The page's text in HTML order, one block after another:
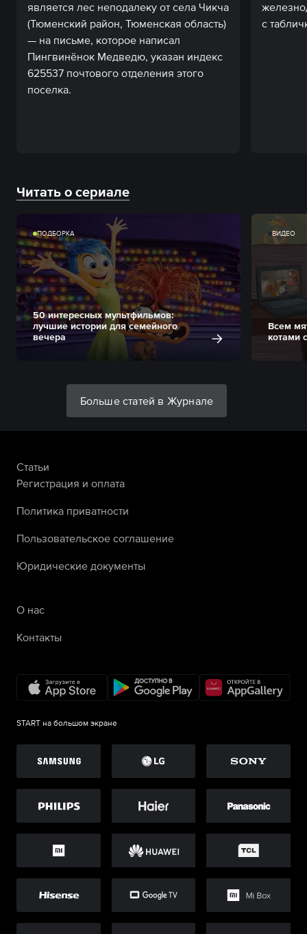
является лес неподалеку от села Чикча
(Тюменский район, Тюменская область)
— на письме, которое написал
Пингвинёнок Медведю, указан индекс
625537 почтового отделения этого
поселка.
с
Читать о сериале
ПОДБОРКА
50 интересных мультфильмов:
лучшие истории для семейного
вечера
ВИДЕО
Всем
котами
Больше статей в Журнале
Статьи
Регистрация и оплата
Политика приватности
Пользовательское соглашение
Юридические документы
О нас
Контакты
START на большом экране